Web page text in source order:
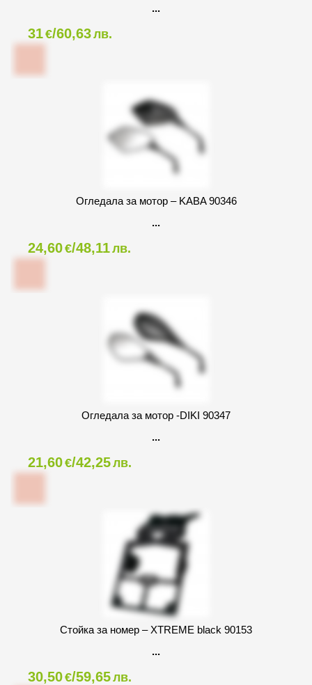
31€/60,63лв.
Огледала за мотор – KABA 90346
24,60€/48,11лв.
Огледала за мотор -DIKI 90347
21,60€/42,25лв.
Стойка за номер – XTREME black 90153
30,50€/59,65лв.